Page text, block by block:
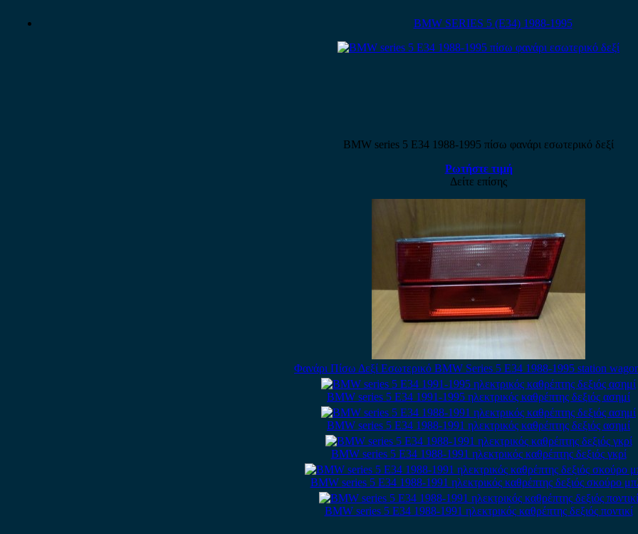
BMW SERIES 5 (E34) 1988-1995
BMW series 5 E34 1988-1995 πίσω φανάρι εσωτερικό δεξί
Ρωτήστε τιμή
Δείτε επίσης
Φανάρι Πίσω Δεξί Εσωτερικό BMW Series 5 E34 1988-1995 station
BMW series 5 E34 1991-1995 ηλεκτρικός καθρέπτης δεξιός ασημί
BMW series 5 E34 1988-1991 ηλεκτρικός καθρέπτης δεξιός ασημί
BMW series 5 E34 1988-1991 ηλεκτρικός καθρέπτης δεξιός γκρί
BMW series 5 E34 1988-1991 ηλεκτρικός καθρέπτης δεξιός σκούρο
BMW series 5 E34 1988-1991 ηλεκτρικός καθρέπτης δεξιός ποντικί